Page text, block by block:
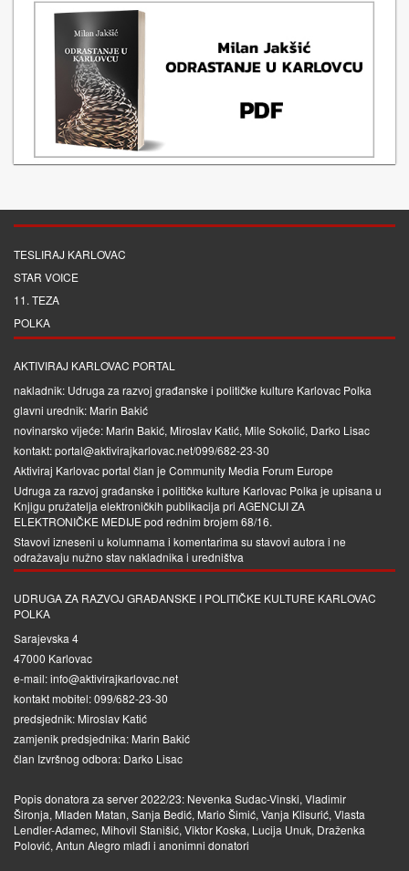
TESLIRAJ KARLOVAC
STAR VOICE
11. TEZA
POLKA
AKTIVIRAJ KARLOVAC PORTAL
nakladnik: Udruga za razvoj građanske i političke kulture Karlovac Polka
glavni urednik: Marin Bakić
novinarsko vijeće: Marin Bakić, Miroslav Katić, Mile Sokolić, Darko Lisac
kontakt: portal@aktivirajkarlovac.net/099/682-23-30
Aktiviraj Karlovac portal član je Community Media Forum Europe
Udruga za razvoj građanske i političke kulture Karlovac Polka je upisana u
Knjigu pružatelja elektroničkih publikacija pri AGENCIJI ZA
ELEKTRONIČKE MEDIJEpod rednim brojem 68/16.
Stavovi izneseni u kolumnama i komentarima su stavovi autora i ne
odražavaju nužno stav nakladnika i uredništva
UDRUGA ZA RAZVOJ GRAĐANSKE I POLITIČKE KULTURE KARLOVAC
POLKA
Sarajevska 4
47000 Karlovac
e-mail: info@aktivirajkarlovac.net
kontakt mobitel: 099/682-23-30
predsjednik: Miroslav Katić
zamjenik predsjednika: Marin Bakić
član Izvršnog odbora: Darko Lisac
Popis donatora za server 2022/23: Nevenka Sudac-Vinski, Vladimir
Šironja, Mladen Matan, Sanja Bedić, Mario Šimić, Vanja Klisurić, Vlasta
Lendler-Adamec, Mihovil Stanišić, Viktor Koska, Lucija Unuk, Draženka
Polović, Antun Alegro mlađi i anonimni donatori